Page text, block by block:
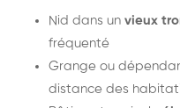
Nid dans un vieux
fréquenté
Grange ou
distance des